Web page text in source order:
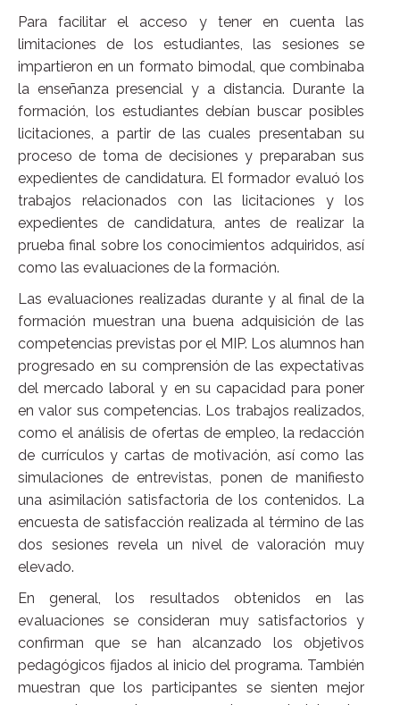
Para facilitar el acceso y tener en cuenta las
limitaciones de los estudiantes, las sesiones se
impartieron en un formato bimodal, que combinaba
la enseñanza presencial y a distancia. Durante la
formación, los estudiantes debían buscar posibles
licitaciones, a partir de las cuales presentaban su
proceso de toma de decisiones y preparaban sus
expedientes de candidatura. El formador evaluó los
trabajos relacionados con las licitaciones y los
expedientes de candidatura, antes de realizar la
prueba final sobre los conocimientos adquiridos, así
como las evaluaciones de la formación.
Las evaluaciones realizadas durante y al final de la
formación muestran una buena adquisición de las
competencias previstas por el MIP. Los alumnos han
progresado en su comprensión de las expectativas
del mercado laboral y en su capacidad para poner
en valor sus competencias. Los trabajos realizados,
como el análisis de ofertas de empleo, la redacción
de currículos y cartas de motivación, así como las
simulaciones de entrevistas, ponen de manifiesto
una asimilación satisfactoria de los contenidos. La
encuesta de satisfacción realizada al término de las
dos sesiones revela un nivel de valoración muy
elevado.
En general, los resultados obtenidos en las
evaluaciones se consideran muy satisfactorios y
confirman que se han alcanzado los objetivos
pedagógicos fijados al inicio del programa. También
muestran que los participantes se sienten mejor